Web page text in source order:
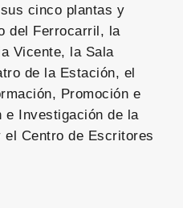
cinco plantas y
del Ferrocarril, la
Vicente, la Sala
de la Estación, el
Promoción e
e Investigación de la
Centro de Escritores